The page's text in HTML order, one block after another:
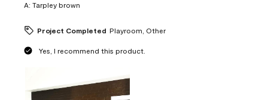
A: Tarpley brown
Project Completed Playroom, Other
Yes, I recommend this product.